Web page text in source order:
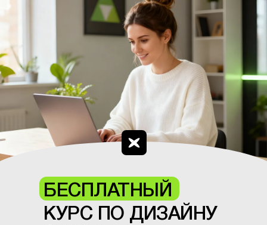
БЕСПЛАТНЫЙ
КУРС ПО ДИЗАЙНУ